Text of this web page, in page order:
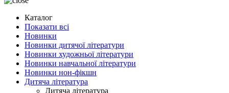
Каталог
Показати всі
Новинки
Новинки дитячої літератури
Новинки художньої літератури
Новинки навчальної літератури
Новинки нон-фікшн
Дитяча література
Дитяча література